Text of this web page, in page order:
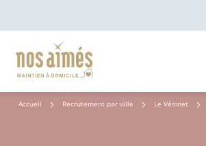
Accueil Recrutement par ville Le Vésinet